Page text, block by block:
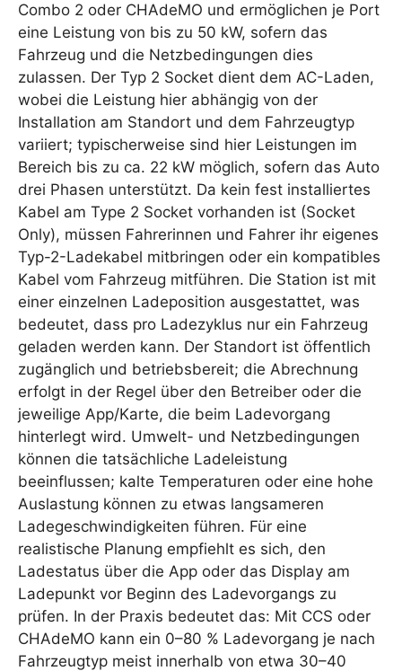
Combo 2 oder CHAdeMO und ermöglichen je Port
eine Leistung von bis zu 50 kW, sofern das
Fahrzeug und die Netzbedingungen dies
zulassen. Der Typ 2 Socket dient dem AC-Laden,
wobei die Leistung hier abhängig von der
Installation am Standort und dem Fahrzeugtyp
variiert; typischerweise sind hier Leistungen im
Bereich bis zu ca. 22 kW möglich, sofern das Auto
drei Phasen unterstützt. Da kein fest installiertes
Kabel am Type 2 Socket vorhanden ist (Socket
Only), müssen Fahrerinnen und Fahrer ihr eigenes
Typ-2-Ladekabel mitbringen oder ein kompatibles
Kabel vom Fahrzeug mitführen. Die Station ist mit
einer einzelnen Ladeposition ausgestattet, was
bedeutet, dass pro Ladezyklus nur ein Fahrzeug
geladen werden kann. Der Standort ist öffentlich
zugänglich und betriebsbereit; die Abrechnung
erfolgt in der Regel über den Betreiber oder die
jeweilige App/Karte, die beim Ladevorgang
hinterlegt wird. Umwelt- und Netzbedingungen
können die tatsächliche Ladeleistung
beeinflussen; kalte Temperaturen oder eine hohe
Auslastung können zu etwas langsameren
Ladegeschwindigkeiten führen. Für eine
realistische Planung empfiehlt es sich, den
Ladestatus über die App oder das Display am
Ladepunkt vor Beginn des Ladevorgangs zu
prüfen. In der Praxis bedeutet das: Mit CCS oder
CHAdeMO kann ein 0–80 % Ladevorgang je nach
Fahrzeugtyp meist innerhalb von etwa 30–40